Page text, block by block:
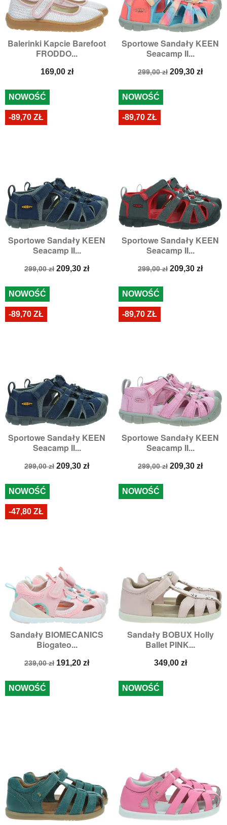
Balerinki Kapcie Barefoot
FRODDO...
Cena
169,00 zł
Sportowe Sandały KEEN
Seacamp II...
Cena
299,00 zł Cena
209,30 zł
Sportowe Sandały KEEN
Seacamp II...
Cena
299,00 zł Cena
209,30 zł
NOWOŚĆ
-89,70 ZŁ
Sportowe Sandały KEEN
Seacamp II...
Cena
299,00 zł Cena
209,30 zł
NOWOŚĆ
-89,70 ZŁ
Sportowe Sandały KEEN
Seacamp II...
Cena
299,00 zł Cena
209,30 zł
NOWOŚĆ
-89,70 ZŁ
Sportowe Sandały KEEN
Seacamp II...
Cena
299,00 zł Cena
209,30 zł
NOWOŚĆ
-89,70 ZŁ
Sandały BIOMECANICS
Biogateo...
Cena
239,00 zł Cena
191,20 zł
NOWOŚĆ
-47,80 ZŁ
Sandały BOBUX Holly
Ballet PINK...
Cena
349,00 zł
NOWOŚĆ
NOWOŚĆ NOWOŚĆ